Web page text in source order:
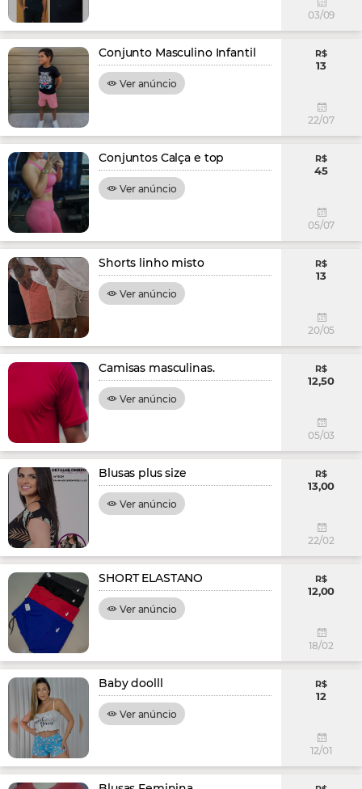
03/09
Conjunto Masculino Infantil
Ver anúncio
R$
13
22/07
Conjuntos Calça e top
Ver anúncio
R$
45
05/07
Shorts linho misto
Ver anúncio
R$
13
20/05
Camisas masculinas.
Ver anúncio
R$
12,50
05/03
Blusas plus size
Ver anúncio
R$
13,00
22/02
SHORT ELASTANO
Ver anúncio
R$
12,00
18/02
Baby doolll
Ver anúncio
R$
12
12/01